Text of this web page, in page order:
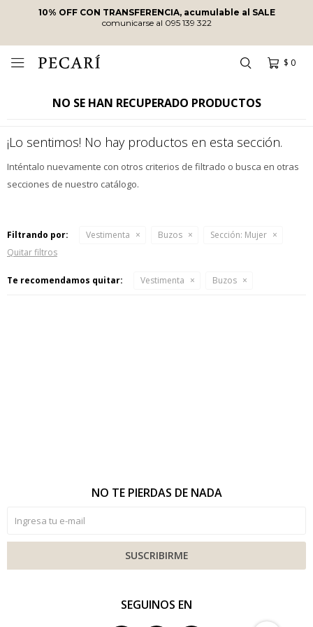
10% OFF CON TRANSFERENCIA, acumulable al SALE
comunicarse al 095 139 322
$ 0

NO SE HAN RECUPERADO PRODUCTOS
¡Lo sentimos! No hay productos en esta sección.
Inténtalo nuevamente con otros criterios de filtrado o busca en otras
secciones de nuestro catálogo.
Filtrando por: Vestimenta Buzos Sección: Mujer
Quitar filtros
Te recomendamos quitar: Vestimenta Buzos
SEGUINOS EN
NO TE PIERDAS DE NADA
SUSCRIBIRME